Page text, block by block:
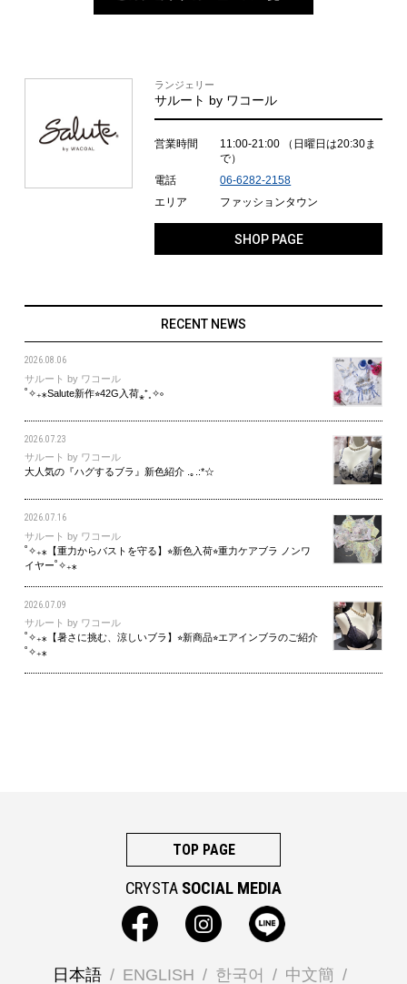
ランジェリー
サルート by ワコール
営業時間 11:00-21:00
（日曜日は20:30ま
で）
電話
06-6282-2158
エリア
ファッションタウン
SHOP PAGE
RECENT NEWS
2026.08.06
サルート by ワコール
˚✧₊⁎Salute新作⭐︎42G入荷⁎⁺˳✧༚
2026.07.23
サルート by ワコール
大人気の『ハグするブラ』新色紹介 .｡.:*☆
2026.07.16
サルート by ワコール
˚✧₊⁎【重力からバストを守る】⭐︎新色入荷⭐︎重力ケアブラ ノンワ
イヤー˚✧₊⁎
2026.07.09
サルート by ワコール
˚✧₊⁎【暑さに挑む、涼しいブラ】⭐︎新商品⭐︎エアインブラのご紹介
˚✧₊⁎
TOP PAGE
CRYSTA SOCIAL MEDIA
日本語 ENGLISH 한국어 中文簡